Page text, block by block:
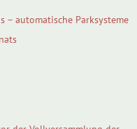
– automatische Parksysteme